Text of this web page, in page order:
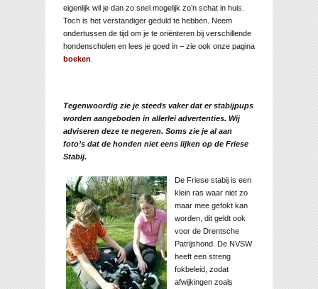
eigenlijk wil je dan zo snel mogelijk zo’n schat in huis.
Toch is het verstandiger geduld te hebben. Neem
ondertussen de tijd om je te oriënteren bij verschillende
hondenscholen en lees je goed in – zie ook onze pagina
boeken
Tegenwoordig zie je steeds vaker dat er stabijpups
worden aangeboden in allerlei advertenties. Wij
adviseren deze te negeren. Soms zie je al aan
foto’s dat de honden niet eens lijken op de Friese
Stabij.
De Friese stabij is een
klein ras waar niet zo
maar mee gefokt kan
worden, dit geldt ook
voor de Drentsche
Patrijshond. De NVSW
heeft een streng
fokbeleid, zodat
afwijkingen zoals